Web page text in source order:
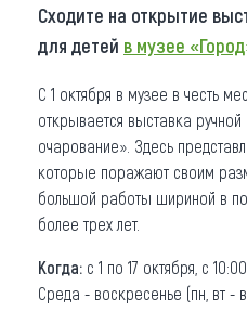
Сходите на открытие
для детей в музее
С 1 октября в музее в честь
открывается выставка
очарование». Здесь
которые поражают своим
большой работы шириной в
более трех лет.
Когда: с 1 по 17 октября, с
Среда - воскресенье (пн, вт -